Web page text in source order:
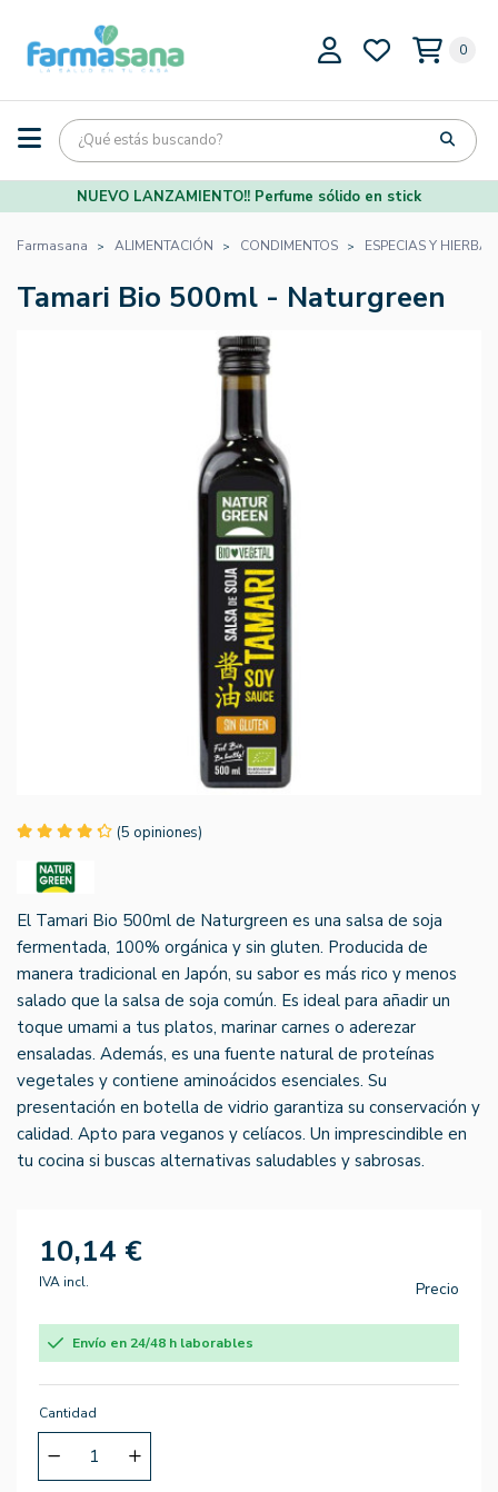
0
NUEVO LANZAMIENTO!! Perfume sólido en stick
Farmasana ALIMENTACIÓN CONDIMENTOS ESPECIAS Y
Tamari Bio 500ml - Naturgreen
(5 opiniones)
El Tamari Bio 500ml de Naturgreen es una salsa de soja
fermentada, 100% orgánica y sin gluten. Producida de
manera tradicional en Japón, su sabor es más rico y menos
salado que la salsa de soja común. Es ideal para añadir un
toque umami a tus platos, marinar carnes o aderezar
ensaladas. Además, es una fuente natural de proteínas
vegetales y contiene aminoácidos esenciales. Su
presentación en botella de vidrio garantiza su conservación y
calidad. Apto para veganos y celíacos. Un imprescindible en
tu cocina si buscas alternativas saludables y sabrosas.
10,14 €
IVA incl. Precio
Envío en 24/48 h laborables
Cantidad